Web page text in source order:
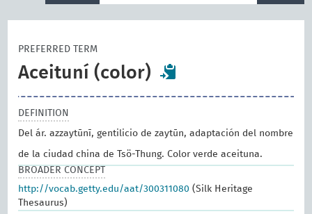
PREFERRED TERM
Aceituní (color)
DEFINITION
Del ár. azzaytūnī, gentilicio de zaytūn, adaptación del nombre
de la ciudad china de Tsö-Thung. Color verde aceituna.
BROADER CONCEPT
http://vocab.getty.edu/aat/300311080 (Silk Heritage
Thesaurus)